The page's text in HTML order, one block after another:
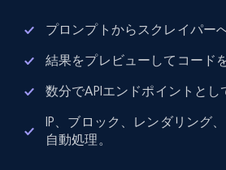
プロンプトからスクレイパー
結果をプレビューしてコード
数分でAPIエンドポイントとし
IP、ブロック、レンダリング
自動処理。